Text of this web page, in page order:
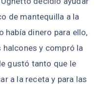
de mantequilla a la
había dinero para ello,
halcones y compró la
gustó tanto que le
a la receta y para las